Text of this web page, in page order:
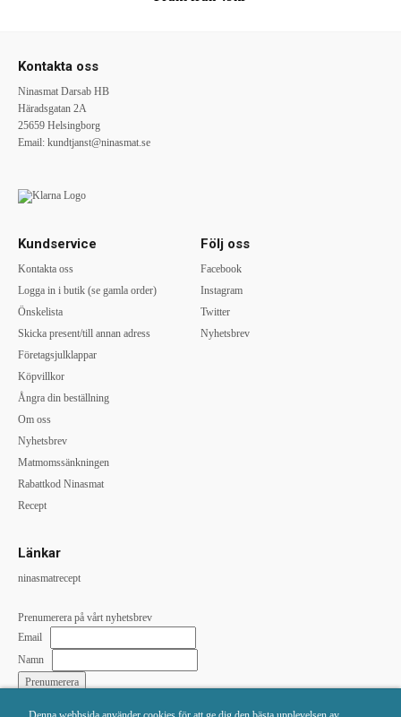
Kontakta oss
Ninasmat Darsab HB
Häradsgatan 2A
25659 Helsingborg
Email: kundtjanst@ninasmat.se
Kundservice
Kontakta oss
Logga in i butik (se gamla order)
Önskelista
Skicka present/till annan adress
Företagsjulklappar
Köpvillkor
Ångra din beställning
Om oss
Nyhetsbrev
Matmomssänkningen
Rabattkod Ninasmat
Recept
Följ oss
Facebook
Instagram
Twitter
Nyhetsbrev
Länkar
ninasmatrecept
Prenumerera på vårt nyhetsbrev
Email
Namn